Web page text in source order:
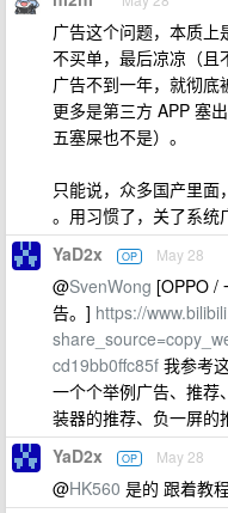
广告这个问题，本质
不买单，最后凉凉（
广告不到一年，就彻
更多是第三方 APP 塞
五塞屎也不是）。
只能说，众多国产里
。用习惯了，关了系统
YaD2x OP May 28
@SvenWong [OPPO /
告。] https://
cd19bb0ffc85f 我参考
一个个举例广告、推荐
装器的推荐、负一屏的
YaD2x OP May 28
@HK560 是的 跟着教